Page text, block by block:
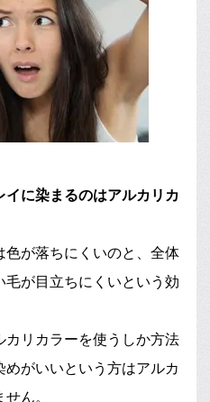
イに染まるのはアルカリカ
色が落ちにくいのと、全体
毛が目立ちにくいという効
リカラーを使うしか方法
がいいという方はアルカ
ん。